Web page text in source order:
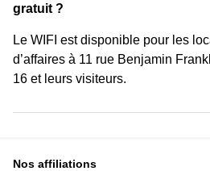
gratuit ?
Le WIFI est disponible pour les
d’affaires à 11 rue Benjamin
16 et leurs visiteurs.
Nos affiliations